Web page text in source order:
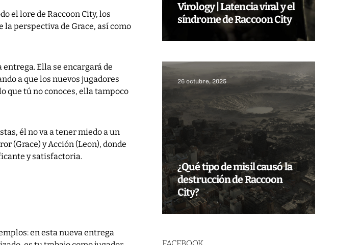
el lore de Raccoon City, los
perspectiva de Grace, así como
Ella se encargará de
a que los nuevos jugadores
que tú no conoces, ella tampoco
él no va a tener miedo a un
(Grace) y Acción (Leon), donde
y satisfactoria.
en esta nueva entrega
Virology | Latencia viral y el
síndrome de Raccoon City
26 octubre, 2025
¿Qué tipo de misil causó la
destrucción de Raccoon
City?